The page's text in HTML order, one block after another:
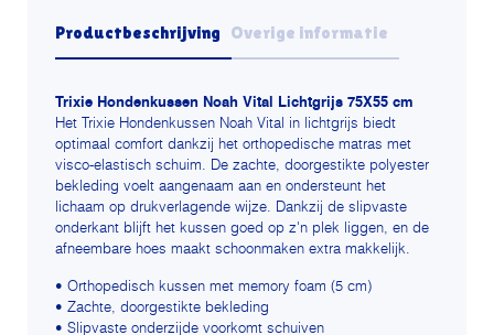
Productbeschrijving Overige informatie
Trixie Hondenkussen Noah Vital Lichtgrijs 75X55 cm
Het Trixie Hondenkussen Noah Vital in lichtgrijs biedt
optimaal comfort dankzij het orthopedische matras met
visco-elastisch schuim. De zachte, doorgestikte polyester
bekleding voelt aangenaam aan en ondersteunt het
lichaam op drukverlagende wijze. Dankzij de slipvaste
onderkant blijft het kussen goed op z'n plek liggen, en de
afneembare hoes maakt schoonmaken extra makkelijk.
• Orthopedisch kussen met memory foam (5 cm)
• Zachte, doorgestikte bekleding
• Slipvaste onderzijde voorkomt schuiven